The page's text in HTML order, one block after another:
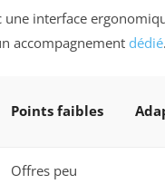
une interface
accompagnement dédié
Points faibles
Offres peu